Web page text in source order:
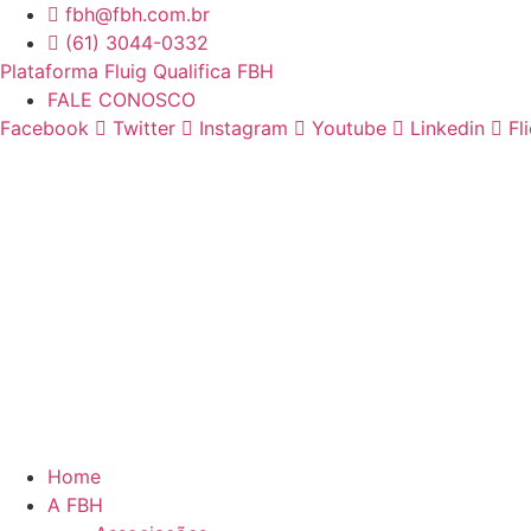
para
o
conteúdo
fbh@fbh.com.br
(61) 3044-0332
Plataforma Fluig Qualifica FBH
FALE CONOSCO
Facebook
Twitter Instagram Youtube Linkedin
Home
A FBH